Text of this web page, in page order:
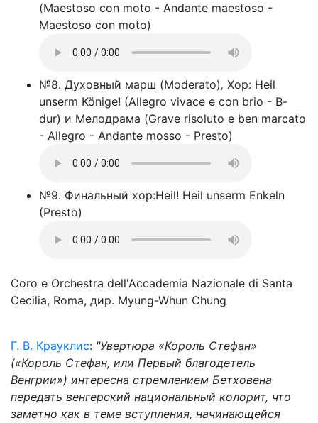
(Maestoso con moto - Andante maestoso -
Maestoso con moto)
№8. Духовный марш (Moderato), Хор: Heil
unserm Könige! (Allegro vivace e con brio - B-
dur) и Мелодрама (Grave risoluto e ben marcato
- Allegro - Andante mosso - Presto)
№9. Финальный хор:Heil! Heil unserm Enkeln
(Presto)
Coro e Orchestra dell'Accademia Nazionale di Santa
Cecilia, Roma, дир. Myung-Whun Chung
Г. В. Крауклис: "Увертюра «Король Стефан»
(«Король Сте­фан, или Первый благодетель
Венгрии») интересна стремлением Бетховена
передать венгерский национальный колорит, что
заметно как в теме вступления, начинающейся